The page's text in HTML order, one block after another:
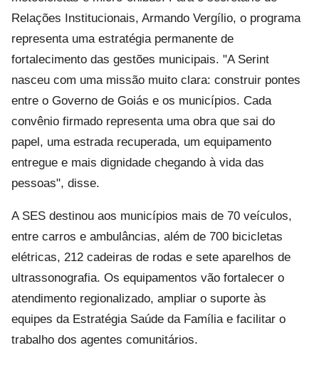
Relações Institucionais, Armando Vergílio, o programa
representa uma estratégia permanente de
fortalecimento das gestões municipais. "A Serint
nasceu com uma missão muito clara: construir pontes
entre o Governo de Goiás e os municípios. Cada
convênio firmado representa uma obra que sai do
papel, uma estrada recuperada, um equipamento
entregue e mais dignidade chegando à vida das
pessoas", disse.
A SES destinou aos municípios mais de 70 veículos,
entre carros e ambulâncias, além de 700 bicicletas
elétricas, 212 cadeiras de rodas e sete aparelhos de
ultrassonografia. Os equipamentos vão fortalecer o
atendimento regionalizado, ampliar o suporte às
equipes da Estratégia Saúde da Família e facilitar o
trabalho dos agentes comunitários.